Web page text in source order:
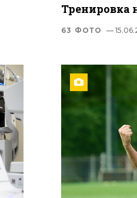
Тренировка
63 ФОТО —